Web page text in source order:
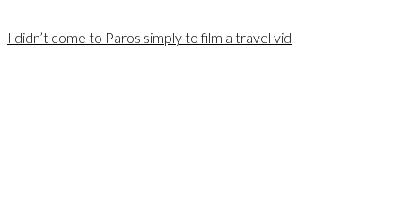
I didn’t come to Paros simply to film a travel vid